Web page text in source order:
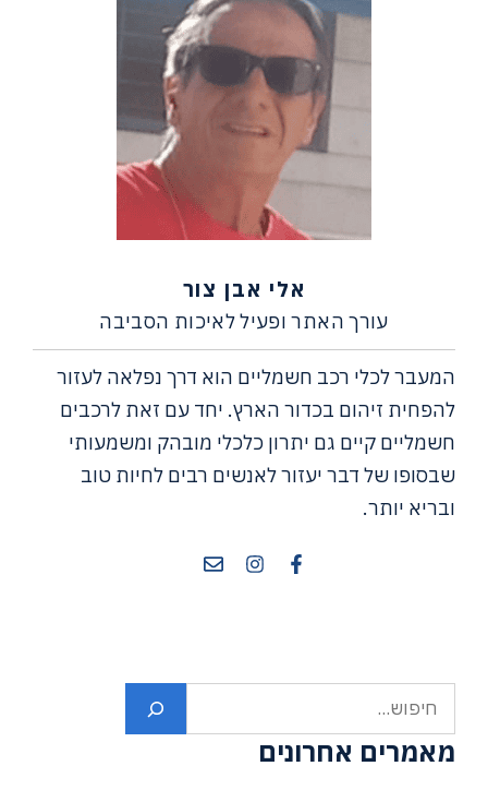
אלי אבן צור
עורך האתר ופעיל לאיכות הסביבה
המעבר לכלי רכב חשמליים הוא דרך נפלאה לעזור
להפחית זיהום בכדור הארץ. יחד עם זאת לרכבים
חשמליים קיים גם יתרון כלכלי מובהק ומשמעותי
שבסופו של דבר יעזור לאנשים רבים לחיות טוב
ובריא יותר.
חיפוש
מאמרים אחרונים